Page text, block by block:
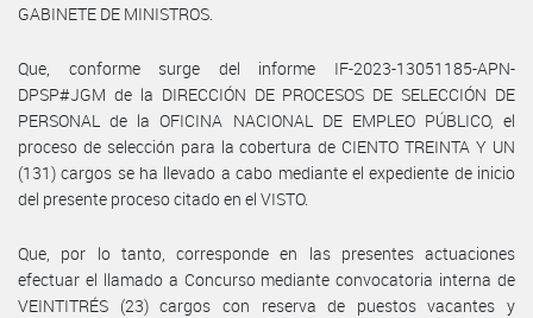
GABINETE DE MINISTROS.
Que, conforme surge del informe IF-2023-13051185-APN-
DPSP#JGM de la DIRECCIÓN DE PROCESOS DE SELECCIÓN DE
PERSONAL de la OFICINA NACIONAL DE EMPLEO PÚBLICO, el
proceso de selección para la cobertura de CIENTO TREINTA Y UN
(131) cargos se ha llevado a cabo mediante el expediente de inicio
del presente proceso citado en el VISTO.
Que, por lo tanto, corresponde en las presentes actuaciones
efectuar el llamado a Concurso mediante convocatoria interna de
VEINTITRÉS (23) cargos con reserva de puestos vacantes y